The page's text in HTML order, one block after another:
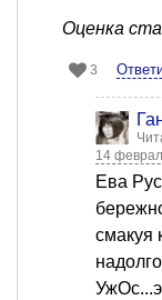
Оценка
3
14
Ева
смакуя